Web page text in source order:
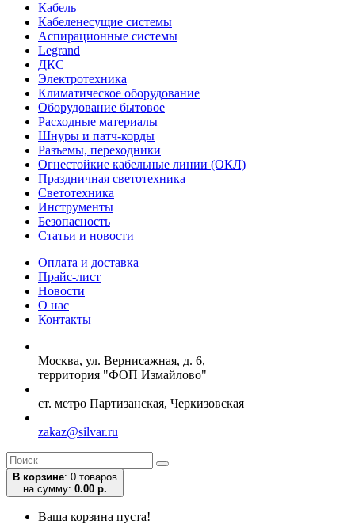
Кабель
Кабеленесущие системы
Аспирационные системы
Legrand
ДКС
Электротехника
Климатическое оборудование
Оборудование бытовое
Расходные материалы
Шнуры и патч-корды
Разъемы, переходники
Огнестойкие кабельные линии (ОКЛ)
Праздничная светотехника
Светотехника
Инструменты
Безопасность
Статьи и новости
Оплата и доставка
Прайс-лист
Новости
О нас
Контакты
Москва, ул. Вернисажная, д. 6,
территория "ФОП Измайлово"
ст. метро Партизанская, Черкизовская
zakaz@silvar.ru
В корзине: 0 товаров
на сумму: 0.00 р.
Ваша корзина пуста!